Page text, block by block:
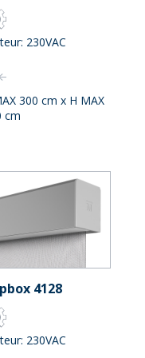
230VAC
300 cm x H MAX
cm
4128
230VAC